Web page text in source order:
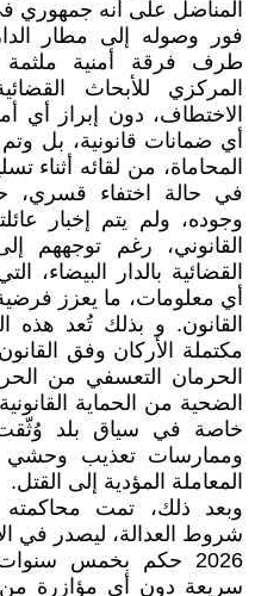
المناضل على أنه جمهوري
فور وصوله إلى مطار
طرف فرقة أمنية ملثمة
المركزي للأبحاث
الاختطاف، دون إبراز أي
أي ضمانات قانونية، بل
المحاماة، من لقائه أثناء
في حالة اختفاء قسري،
وجوده، ولم يتم إخبار
القانوني، رغم توجههم
القضائية بالدار
أي معلومات، ما يعزز
القانون. و بذلك تُعد هذه
مكتملة الأركان وفق
الحرمان التعسفي من
الضحية من الحماية
خاصة في سياق بلد
وممارسات تعذيب وحشي
المعاملة المؤدية إلى القتل.
وبعد ذلك، تمت
شروط العدالة، ليصدر في
2026 حكم بخمس
سريعة دون أي مؤازرة من